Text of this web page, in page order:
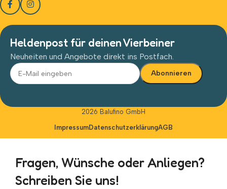
Heldenpost für deinen Vierbeiner
Neuheiten und Angebote direkt ins Postfach.
2026 Balufino GmbH
ImpressumDatenschutzerklärungAGB
Fragen, Wünsche oder Anliegen?
Schreiben Sie uns!